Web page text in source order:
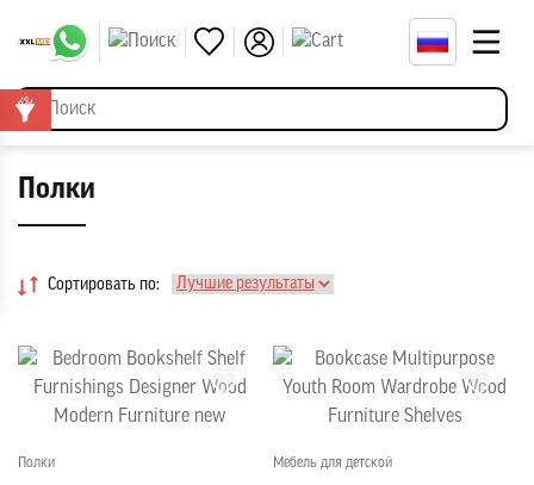
Полки
Сортировать по:
Полки Мебель для детской